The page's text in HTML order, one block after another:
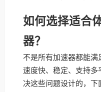
如何选择适合
器？
不是所有加速器都能
速度快、稳定、支持多
决这些问题设计的，